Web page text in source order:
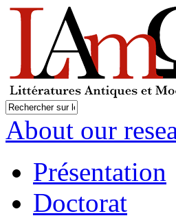
About our
Présentation
Doctorat